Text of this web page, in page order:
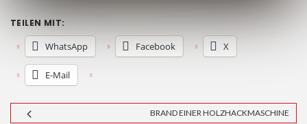
TEILEN MIT:
WhatsApp Facebook X
E-Mail
BRAND EINER HOLZHACKMASCHINE